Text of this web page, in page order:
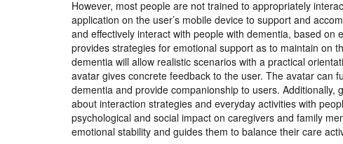
However, most people are not trained to appropriately
application on the user’s mobile device to support and
and effectively interact with people with dementia, based
provides strategies for emotional support as to maintain on
dementia will allow realistic scenarios with a practical
avatar gives concrete feedback to the user. The avatar can
dementia and provide companionship to users.
about interaction strategies and everyday activities with
psychological and social impact on caregivers and family
emotional stability and guides them to balance their care